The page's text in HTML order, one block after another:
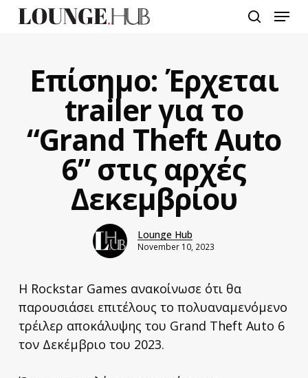
Menu
Επίσημο: Έρχεται
trailer για το
“Grand Theft Auto
6” στις αρχές
Δεκεμβρίου
Lounge Hub
November 10, 2023
Η Rockstar Games ανακοίνωσε ότι θα
παρουσιάσει επιτέλους το πολυαναμενόμενο
τρέιλερ αποκάλυψης του Grand Theft Auto 6
τον Δεκέμβριο του 2023.